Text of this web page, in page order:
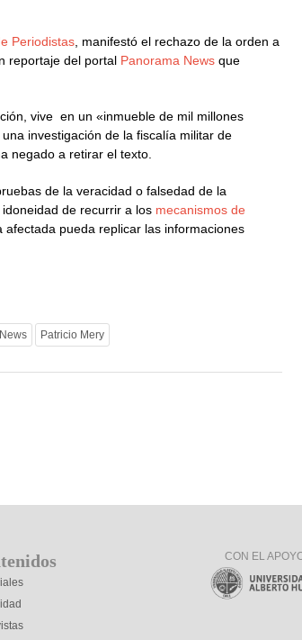
Periodistas , manifestó el rechazo de la orden a
reportaje del portal Panorama News que
vive en un «inmueble de mil millones
investigación de la fiscalía militar de
negado a retirar el texto.
de la veracidad o falsedad de la
de recurrir a los mecanismos de
pueda replicar las informaciones
Patricio Mery
CON EL